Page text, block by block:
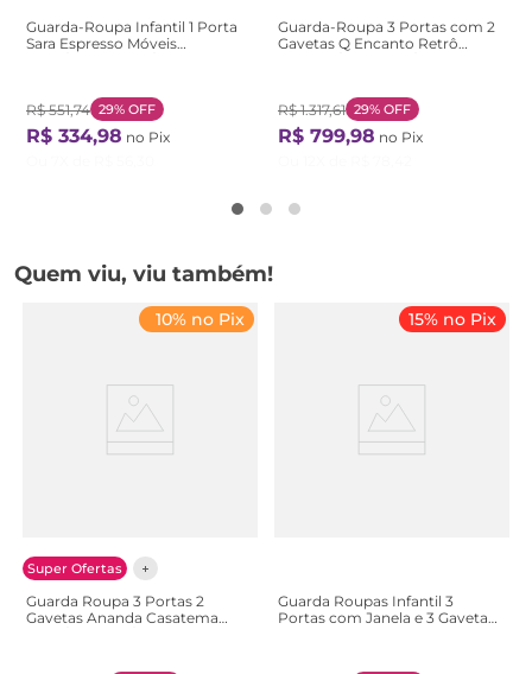
Guarda-Roupa Infantil 1 Porta
Sara Espresso Móveis
R$ 551,74 29% OFF
R$ 334,98 no Pix
Guarda-Roupa 3 Portas com 2
Gavetas Q Encanto Retrô
R$ 1.317,61 29% OFF
R$ 799,98 no Pix
Quem viu, viu também!
Super Ofertas
10% no Pix
Guarda Roupa 3 Portas 2
Gavetas Ananda Casatema
15% no Pix
Guarda Roupas Infantil 3
Portas com Janela e 3 Gavetas